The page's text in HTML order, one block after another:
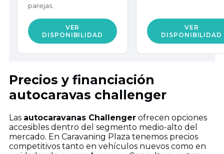
parejas.
VER
DISPONIBILIDAD
VER
DISPONIBILIDAD
Precios y financiación
autocaravas challenger
Las autocaravanas Challenger ofrecen opciones
accesibles dentro del segmento medio-alto del
mercado. En Caravaning Plaza tenemos precios
competitivos tanto en vehículos nuevos como en